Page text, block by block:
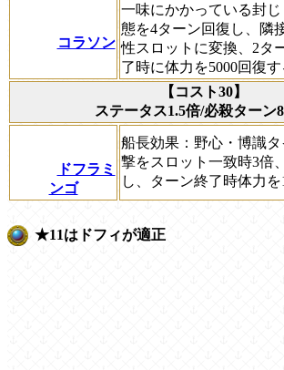
コラソン
一味にかかっている封
態を4ターン回復し、隣
性スロットに変換、2タ
了時に体力を5000回復す
【コスト30】
ステータス1.5倍/必殺ターン
ドフラミ
ンゴ
船長効果：野心・博識
撃をスロット一致時3倍
し、ターン終了時体力を
★11はドフィが適正